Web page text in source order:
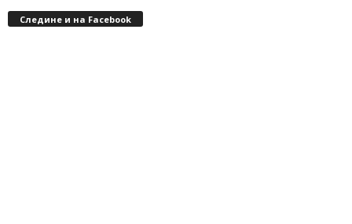
Следине и на Facebook